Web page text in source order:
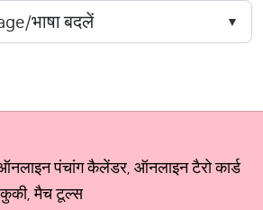
पंचांग कैलेंडर, ऑनलाइन टैरो कार्ड
कुकी, मैच टूल्स